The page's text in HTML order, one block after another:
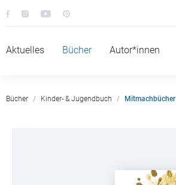
Aktuelles Bücher Autor*innen
Bücher Kinder- & Jugendbuch Mitmachbücher